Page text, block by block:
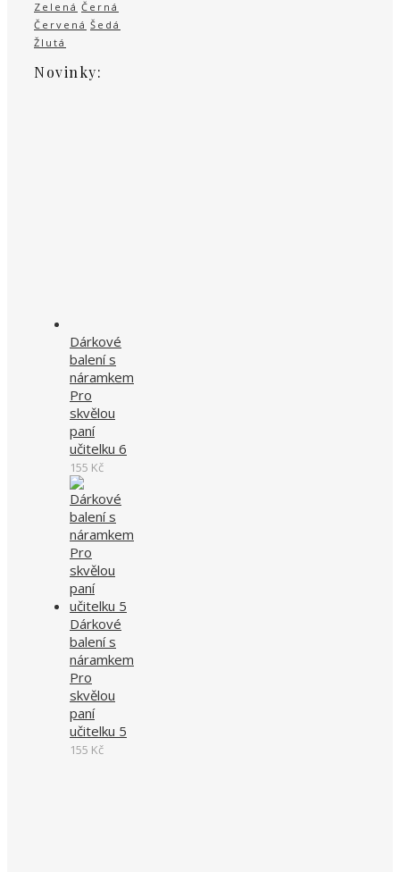
Zelená Černá
Červená Šedá
Žlutá
Novinky:
Dárkové
balení s
náramkem
Pro
skvělou
paní
učitelku 6
155 Kč
Dárkové
balení s
náramkem
Pro
skvělou
paní
učitelku 5
155 Kč